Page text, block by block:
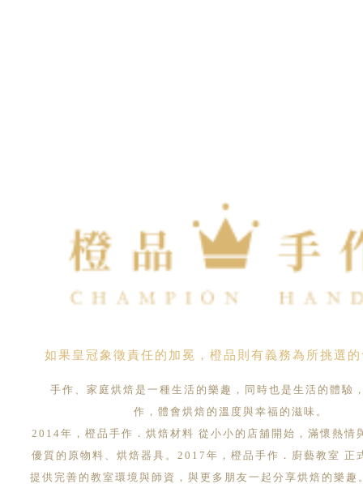
如果皇冠象徵責任的加冕，橙品則有義務為所挑選
手作、家庭烘焙是一種生活的樂趣，同時也是生活的體驗
作，體會烘焙的溫度與幸福的滋味。
2014年，橙品手作．烘焙材料 從小小的店舖開始，滿懷熱情
優質的原物料、烘焙器具。2017年，橙品手作．廚藝教室 正
提供完善的教室環境與師資，與更多朋友一起分享烘焙的樂趣